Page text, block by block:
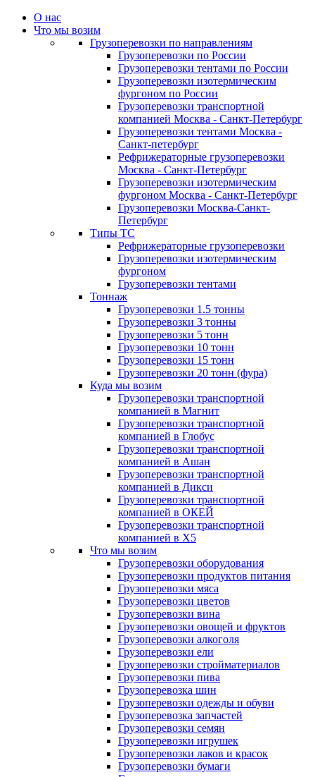
О нас
Что мы возим
Грузоперевозки по направлениям
Грузоперевозки по России
Грузоперевозки тентами по России
Грузоперевозки изотермическим
фургоном по России
Грузоперевозки транспортной
компанией Москва - Санкт-Петербург
Грузоперевозки тентами Москва -
Санкт-петербург
Рефрижераторные грузоперевозки
Москва - Санкт-Петербург
Грузоперевозки изотермическим
фургоном Москва - Санкт-Петербург
Грузоперевозки Москва-Санкт-
Петербург
Типы ТС
Рефрижераторные грузоперевозки
Грузоперевозки изотермическим
фургоном
Грузоперевозки тентами
Тоннаж
Грузоперевозки 1.5 тонны
Грузоперевозки 3 тонны
Грузоперевозки 5 тонн
Грузоперевозки 10 тонн
Грузоперевозки 15 тонн
Грузоперевозки 20 тонн (фура)
Куда мы возим
Грузоперевозки транспортной
компанией в Магнит
Грузоперевозки транспортной
компанией в Глобус
Грузоперевозки транспортной
компанией в Ашан
Грузоперевозки транспортной
компанией в Дикси
Грузоперевозки транспортной
компанией в ОКЕЙ
Грузоперевозки транспортной
компанией в X5
Что мы возим
Грузоперевозки оборудования
Грузоперевозки продуктов питания
Грузоперевозки мяса
Грузоперевозки цветов
Грузоперевозки вина
Грузоперевозки овощей и фруктов
Грузоперевозки алкоголя
Грузоперевозки ели
Грузоперевозки стройматериалов
Грузоперевозки пива
Грузоперевозка шин
Грузоперевозки одежды и обуви
Грузоперевозка запчастей
Грузоперевозки семян
Грузоперевозки игрушек
Грузоперевозки лаков и красок
Грузоперевозки бумаги